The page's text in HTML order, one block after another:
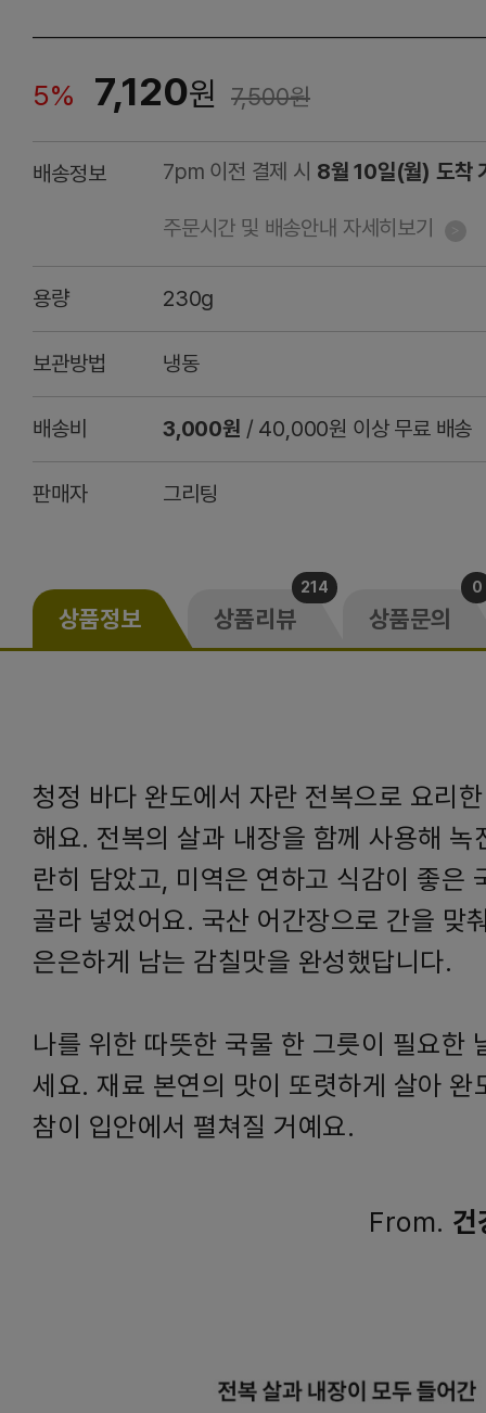
5% 7,120원 7,500원
배송정보 7pm 이전 결제 시 8월 10일(월) 도착
주문시간 및 배송안내 자세히보기
용량 230g
보관방법 냉동
배송비 3,000원 / 40,000원 이상 무료 배송
판매자 그리팅
상품정보 상품리뷰
214
상품문의
0
청정 바다 완도에서 자란 전복으로 요리
해요. 전복의 살과 내장을 함께 사용해 녹
란히 담았고, 미역은 연하고 식감이 좋은
골라 넣었어요. 국산 어간장으로 간을 맞
은은하게 남는 감칠맛을 완성했답니다.
나를 위한 따뜻한 국물 한 그릇이 필요한
세요. 재료 본연의 맛이 또렷하게 살아 완
참이 입안에서 펼쳐질 거예요.
From. 건